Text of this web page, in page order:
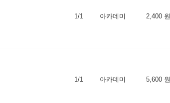
1/1 아카데미 2,400 원
1/1 아카데미 5,600 원